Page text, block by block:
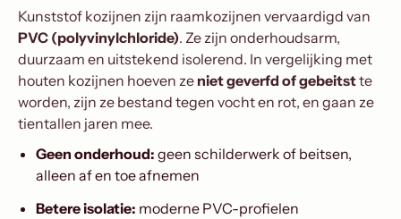
Kunststof kozijnen zijn raamkozijnen vervaardigd van
PVC (polyvinylchloride). Ze zijn onderhoudsarm,
duurzaam en uitstekend isolerend. In vergelijking met
houten kozijnen hoeven ze niet geverfd of gebeitstte
worden, zijn ze bestand tegen vocht en rot, en gaan ze
tientallen jaren mee.
Geen onderhoud: geen schilderwerk of beitsen,
alleen af en toe afnemen
Betere isolatie: moderne PVC-profielen